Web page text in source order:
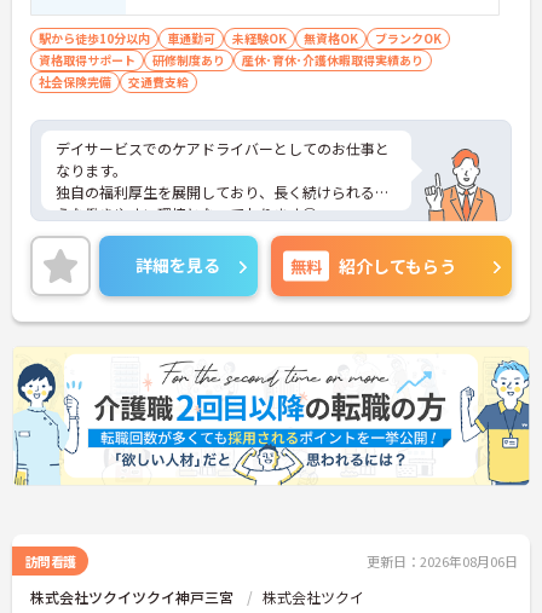
駅から徒歩10分以内 車通勤可 未経験OK 無資格OK
ブランクOK
資格取得サポート
研修制度あり
産休･育休･介護休暇取得実績あり
社会保険完備
交通費支給
デイサービスでのケアドライバーとしてのお仕事と
なります。
独自の福利厚生を展開しており、長く続けられるよ
うな働きやすい環境となっております◎
介護系資格や経験がない方も応募できる求人となっ
ておりますので、この機会にケアドライバーを始め
てみたいという方にお勧めです！
ご興味ある方は面接ポイントをお伝えしますので、
お気軽にお問い合わせください♪
詳細を見る 無料 紹介してもらう
訪問看護 更新日：2026年08月06日
株式会社ツクイツクイ神戸三宮 株式会社ツクイ